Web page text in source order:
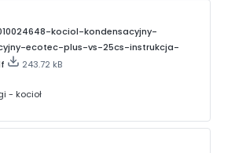
kociol-kondensacyjny-
ecotec-plus-vs-25cs-instrukcja-
243.72 kB
- kocioł